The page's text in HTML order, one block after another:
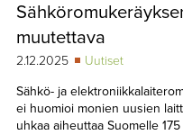
muutettava
2.12.2025
Uutiset
Sähkö- ja
ei huomioi monien uusien
uhkaa aiheuttaa Suomelle